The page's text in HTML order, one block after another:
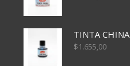
TINTA
$1.655,00